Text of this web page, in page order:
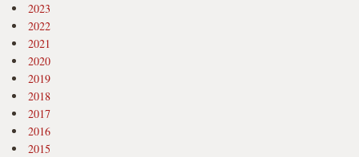
2023
2022
2021
2020
2019
2018
2017
2016
2015